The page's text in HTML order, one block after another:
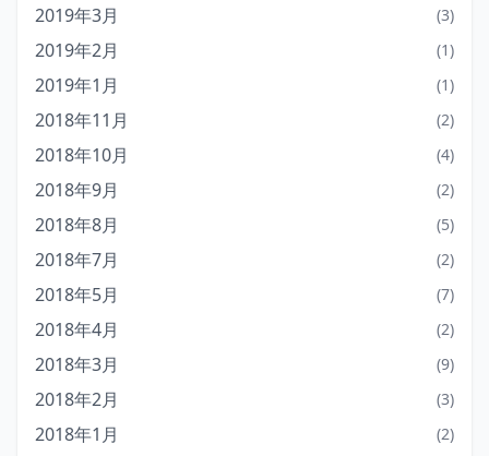
2019年3月 (3)
2019年2月 (1)
2019年1月 (1)
2018年11月 (2)
2018年10月 (4)
2018年9月 (2)
2018年8月 (5)
2018年7月 (2)
2018年5月 (7)
2018年4月 (2)
2018年3月 (9)
2018年2月 (3)
2018年1月 (2)